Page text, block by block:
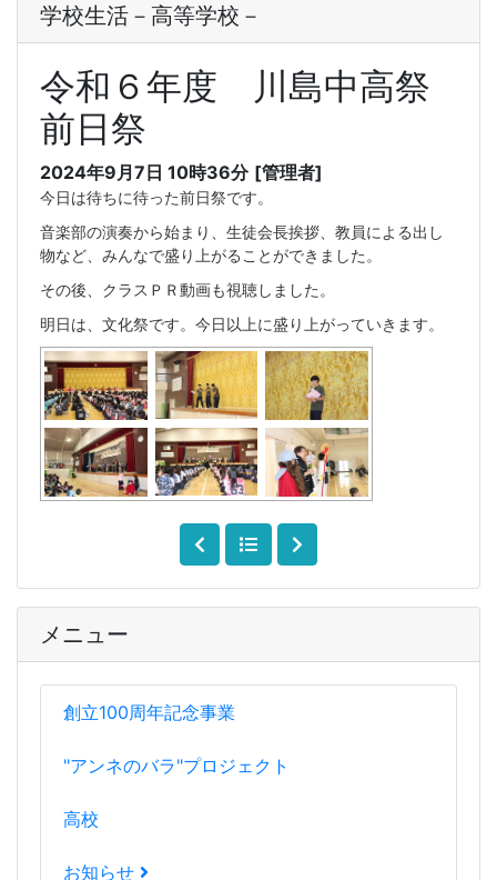
メニュー
創立100周年記念事業
"アンネのバラ"プロジェクト
高校
お知らせ
学校生活－高等学校－
令和６年度 川島中高祭
前日祭
2024年9月7日 10時36分 [管理者]
今日は待ちに待った前日祭です。
音楽部の演奏から始まり、生徒会長挨拶、教員による出し
物など、みんなで盛り上がることができました。
その後、クラスＰＲ動画も視聴しました。
明日は、文化祭です。今日以上に盛り上がっていきます。